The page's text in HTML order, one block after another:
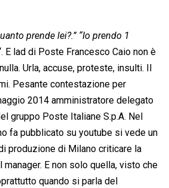
prende lei?.” “Io prendo 1
E lad di Poste Francesco Caio non è
Urla, accuse, proteste, insulti. Il
Pesante contestazione per
2014 amministratore delegato
gruppo Poste Italiane S.p.A. Nel
fa pubblicato su youtube si vede un
produzione di Milano criticare la
E non solo quella, visto che
quando si parla del